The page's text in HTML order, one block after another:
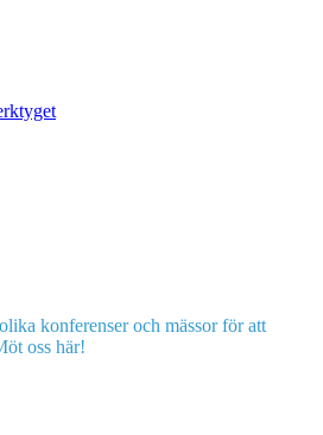
konferenser och mässor för att
oss här!